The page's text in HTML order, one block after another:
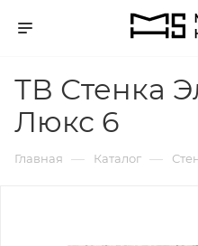
ТВ Стенка
Люкс 6
Главная — Каталог —